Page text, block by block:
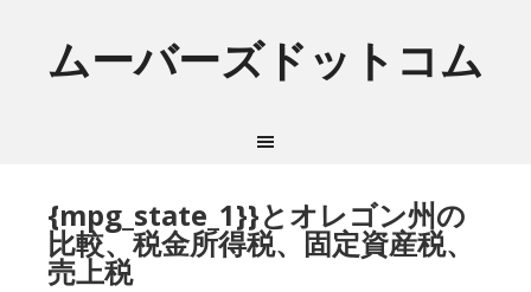
ムーバーズドットコム
{mpg_state_1}}とオレゴン州の
比較、税金所得税、固定資産税、
売上税